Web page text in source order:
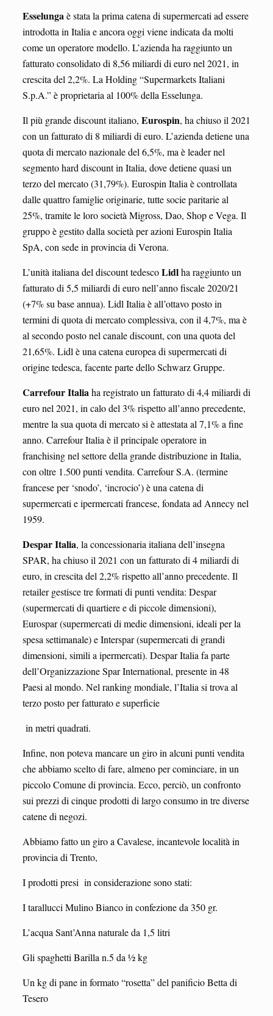
Esselungaè stata la prima catena di supermercati ad essere
introdotta in Italia e ancora oggi viene indicata da molti
come un operatore modello. L’azienda ha raggiunto un
fatturato consolidato di 8,56 miliardi di euro nel 2021, in
crescita del 2,2%. La Holding “Supermarkets Italiani
S.p.A.” è proprietaria al 100% della Esselunga.
Il più grande discount italiano, Eurospin, ha chiuso il 2021
con un fatturato di 8 miliardi di euro. L’azienda detiene una
quota di mercato nazionale del 6,5%, ma è leader nel
segmento hard discount in Italia, dove detiene quasi un
terzo del mercato (31,79%). Eurospin Italia è controllata
dalle quattro famiglie originarie, tutte socie paritarie al
25%, tramite le loro società Migross, Dao, Shop e Vega. Il
gruppo è gestito dalla società per azioni Eurospin Italia
SpA, con sede in provincia di Verona.
L’unità italiana del discount tedescoLidlha raggiunto un
fatturato di 5,5 miliardi di euro nell’anno fiscale 2020/21
(+7% su base annua). Lidl Italia è all’ottavo posto in
termini di quota di mercato complessiva, con il 4,7%, ma è
al secondo posto nel canale discount, con una quota del
21,65%. Lidl è una catena europea di supermercati di
origine tedesca, facente parte dello Schwarz Gruppe.
Carrefour Italiaha registrato un fatturato di 4,4 miliardi di
euro nel 2021, in calo del 3% rispetto all’anno precedente,
mentre la sua quota di mercato si è attestata al 7,1% a fine
anno. Carrefour Italia è il principale operatore in
franchising nel settore della grande distribuzione in Italia,
con oltre 1.500 punti vendita. Carrefour S.A. (termine
francese per ‘snodo’, ‘incrocio’) è una catena di
supermercati e ipermercati francese, fondata ad Annecy nel
1959.
Despar Italia, la concessionaria italiana dell’insegna
SPAR, ha chiuso il 2021 con un fatturato di 4 miliardi di
euro, in crescita del 2,2% rispetto all’anno precedente. Il
retailer gestisce tre formati di punti vendita: Despar
(supermercati di quartiere e di piccole dimensioni),
Eurospar (supermercati di medie dimensioni, ideali per la
spesa settimanale) e Interspar (supermercati di grandi
dimensioni, simili a ipermercati). Despar Italia fa parte
dell’Organizzazione Spar International, presente in 48
Paesi al mondo. Nel ranking mondiale, l’Italia si trova al
terzo posto per fatturato e superficie
in metri quadrati.
Infine, non poteva mancare un giro in alcuni punti vendita
che abbiamo scelto di fare, almeno per cominciare, in un
piccolo Comune di provincia. Ecco, perciò, un confronto
sui prezzi di cinque prodotti di largo consumo in tre diverse
catene di negozi.
Abbiamo fatto un giro a Cavalese, incantevole località in
provincia di Trento,
I prodotti presi in considerazione sono stati:
I tarallucci Mulino Bianco in confezione da 350 gr.
L’acqua Sant’Anna naturale da 1,5 litri
Gli spaghetti Barilla n.5 da ½ kg
Un kg di pane in formato “rosetta” del panificio Betta di
Tesero